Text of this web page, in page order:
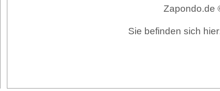
Zapondo.de
Sie befinden sich